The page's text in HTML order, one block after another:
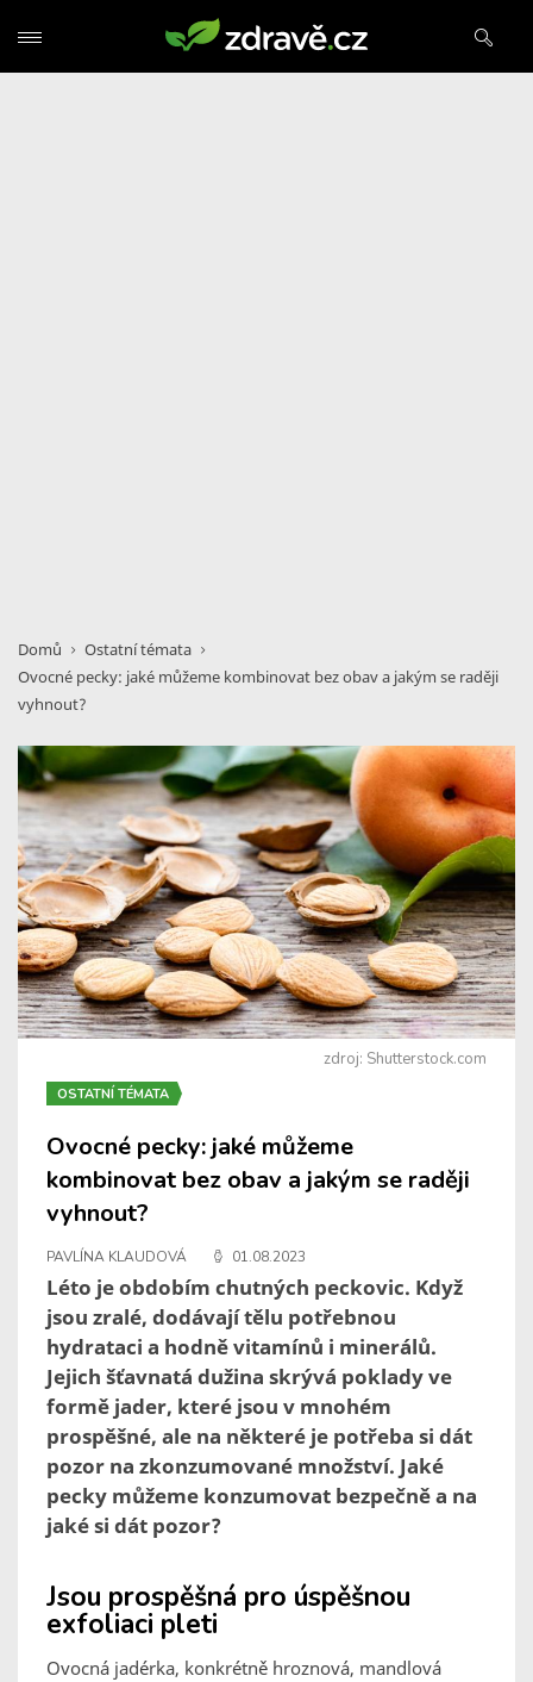
Domů
Ostatní témata
Ovocné pecky: jaké můžeme kombinovat bez obav a jakým se raději
vyhnout?
zdroj: Shutterstock.com
OSTATNÍ TÉMATA
Ovocné pecky: jaké můžeme
kombinovat bez obav a jakým se raději
vyhnout?
PAVLÍNA KLAUDOVÁ 01.08.2023
Léto je obdobím chutných peckovic. Když
jsou zralé, dodávají tělu potřebnou
hydrataci a hodně vitamínů i minerálů.
Jejich šťavnatá dužina skrývá poklady ve
formě jader, které jsou v mnohém
prospěšné, ale na některé je potřeba si dát
pozor na zkonzumované množství. Jaké
pecky můžeme konzumovat bezpečně a na
jaké si dát pozor?
Jsou prospěšná pro úspěšnou
exfoliaci pleti
Ovocná jadérka, konkrétně hroznová, mandlová